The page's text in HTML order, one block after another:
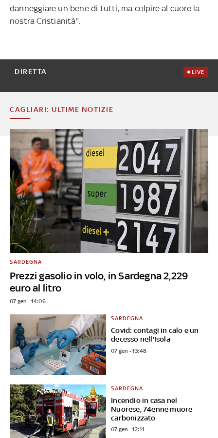
danneggiare un bene di tutti, ma colpire al cuore la
nostra Cristianità".
DIRETTA LIVE
CAGLIARI: ULTIME NOTIZIE
Prezzi gasolio in volo, in Sardegna 2,229
euro al litro
SARDEGNA
07 gen - 14:06
Covid: contagi in calo e un
decesso nell'Isola
SARDEGNA
07 gen - 13:48
Incendio in casa nel
Nuorese, 74enne muore
carbonizzato
SARDEGNA
07 gen - 12:11